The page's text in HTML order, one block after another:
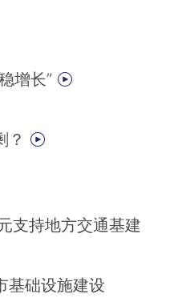
增长”
？
支持地方交通基建
基础设施建设